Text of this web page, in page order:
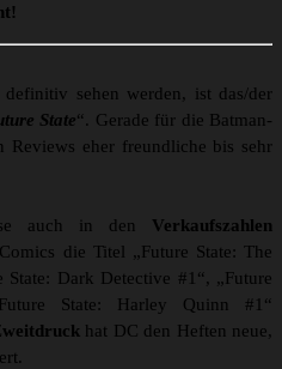
sehen werden, ist das/der
State“. Gerade für die Batman-
Reviews eher freundliche bis sehr
auch in den Verkaufszahlen
die Titel „Future State: The
Dark Detective #1“, „Future
State: Harley Quinn #1“
hat DC den Heften neue,